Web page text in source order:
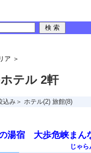
ア ＞
テル 2軒
込み＞ ホテル(2) 旅館(8)
湯宿 大歩危峡まん
じゃら